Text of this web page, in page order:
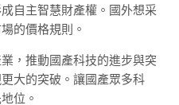
自主智慧財產權。國外想采
的價格規則。
，推動國產科技的進步與突
大的突破。讓國產眾多科
位。